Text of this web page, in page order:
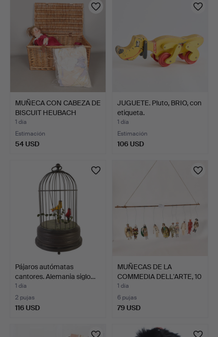
MUÑECA CON CABEZA DE
BISCUIT HEUBACH
KOPPE…
1 día
Estimación
54 USD
JUGUETE. Pluto, BRIO, con
etiqueta.
1 día
Estimación
106 USD
Pájaros autómatas
cantores. Alemania siglo…
1 día
2 pujas
116 USD
MUÑECAS DE LA
COMMEDIA DELL'ARTE, 10
pieza…
1 día
6 pujas
79 USD